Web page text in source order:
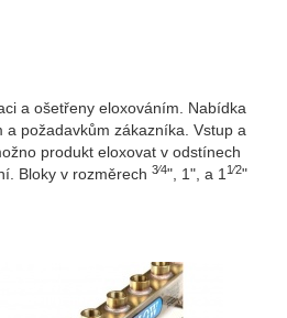
a ošetřeny eloxováním. Nabídka
požadavkům zákazníka. Vstup a
produkt eloxovat v odstínech
Bloky v rozměrech 3⁄4", 1", a 1 1⁄2"